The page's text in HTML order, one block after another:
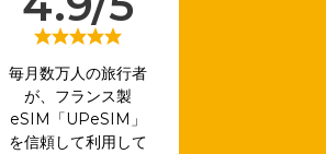
毎月数万人の旅行者
が、フランス製
eSIM「UPeSIM」
を信頼して利用して